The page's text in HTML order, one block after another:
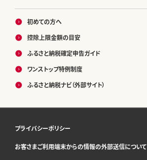
初めての方へ
控除上限金額の目安
ふるさと納税確定申告ガイド
ワンストップ特例制度
ふるさと納税ナビ（外部サイト）
プライバシーポリシー
お客さまご利用端末からの情報の外部送信について